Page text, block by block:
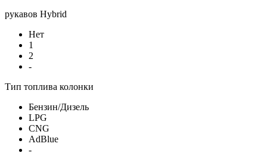
рукавов Hybrid
Нет
1
2
-
Тип топлива колонки
Бензин/Дизель
LPG
CNG
AdBlue
-